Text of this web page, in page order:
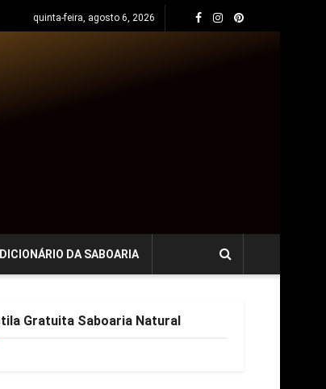
quinta-feira, agosto 6, 2026
DICIONÁRIO DA SABOARIA
Gratuita Saboaria Natural